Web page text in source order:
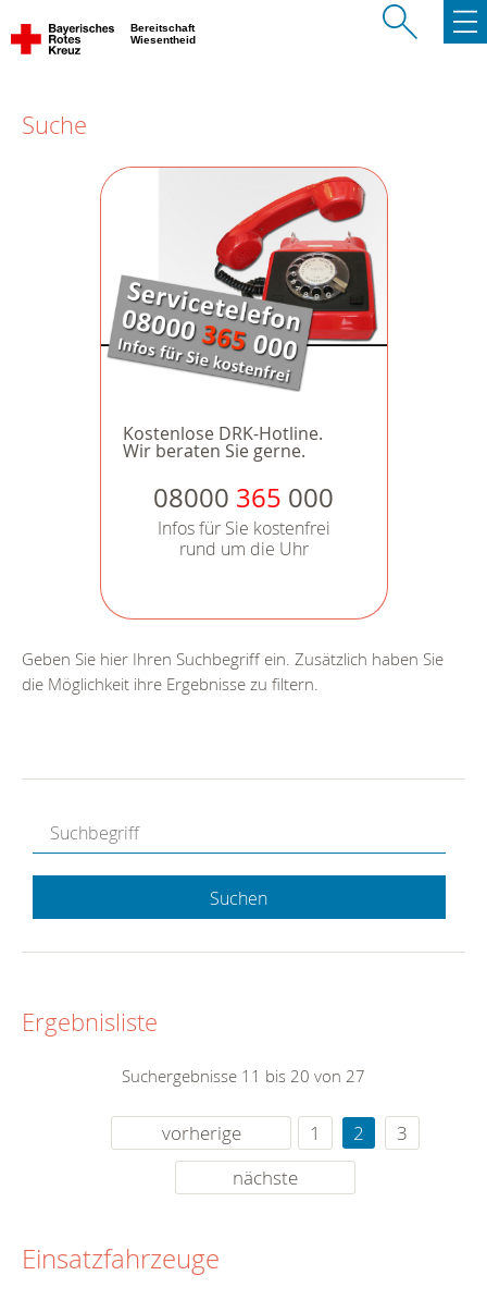
Bereitschaft
Wiesentheid
Suche
Kostenlose DRK-Hotline.
Wir beraten Sie gerne.
08000 365 000
Infos für Sie kostenfrei
rund um die Uhr
Geben Sie hier Ihren Suchbegriff ein. Zusätzlich haben Sie
die Möglichkeit ihre Ergebnisse zu filtern.
Suchen
Ergebnisliste
Suchergebnisse 11 bis 20 von 27
vorherige 1 2
3
nächste
Einsatzfahrzeuge